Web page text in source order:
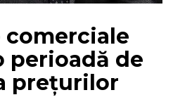
de
prețurilor